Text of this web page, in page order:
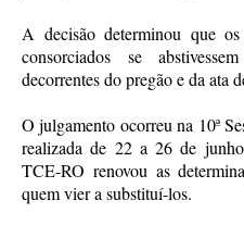
A decisão determinou que
consorciados se
decorrentes do pregão e da ata
O julgamento ocorreu na 10ª
realizada de 22 a 26 de
TCE-RO renovou as
quem vier a substituí-los.